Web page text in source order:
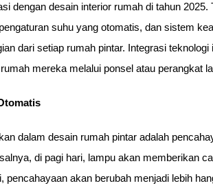
dengan desain interior rumah di tahun 2025.
suhu yang otomatis, dan sistem
dari setiap rumah pintar. Integrasi
mereka melalui ponsel atau perangkat
dalam desain rumah pintar adalah
di pagi hari, lampu akan memberikan
akan berubah menjadi lebih